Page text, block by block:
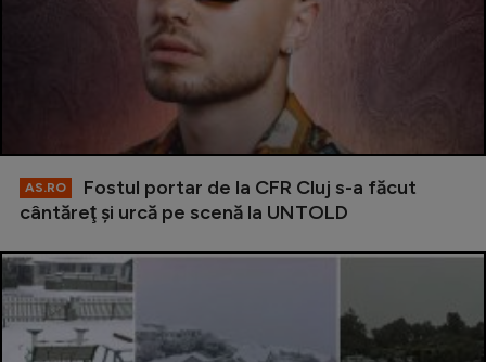
AS.RO
Fostul portar de la CFR Cluj s-a făcut
cântăreţ şi urcă pe scenă la UNTOLD